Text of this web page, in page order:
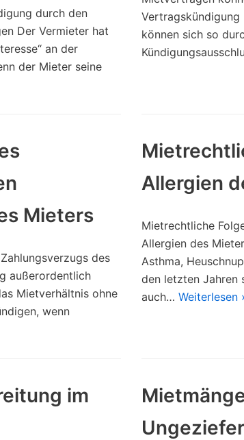
durch den
Der Vermieter hat
an der
der Mieter seine
können sich so
Mieters
des
außerordentlich
Mietverhältnis ohne
wenn
Allergien
Mietrechtliche
Allergien des
Asthma,
den letzten Jahren
auch… Weiterlesen
im